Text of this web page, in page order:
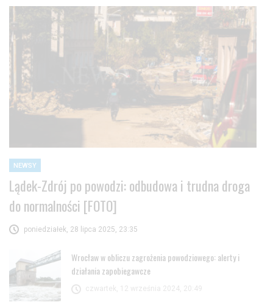
NEWSY
Lądek-Zdrój po powodzi: odbudowa i trudna droga
do normalności [FOTO]
poniedziałek, 28 lipca 2025, 23:35
Wrocław w obliczu zagrożenia powodziowego: alerty i
działania zapobiegawcze
czwartek, 12 września 2024, 20:49